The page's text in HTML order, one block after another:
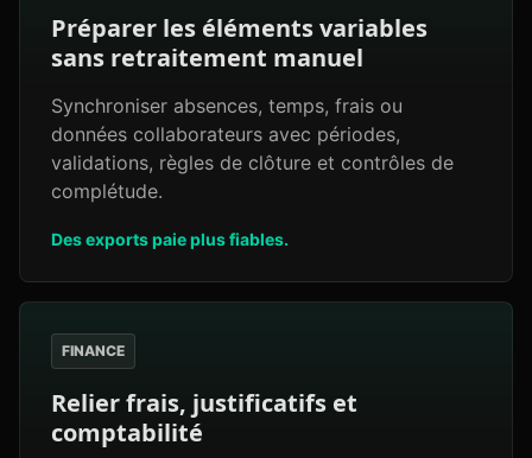
Préparer les éléments variables
sans retraitement manuel
Synchroniser absences, temps, frais ou
données collaborateurs avec périodes,
validations, règles de clôture et contrôles de
complétude.
Des exports paie plus fiables.
FINANCE
Relier frais, justificatifs et
comptabilité